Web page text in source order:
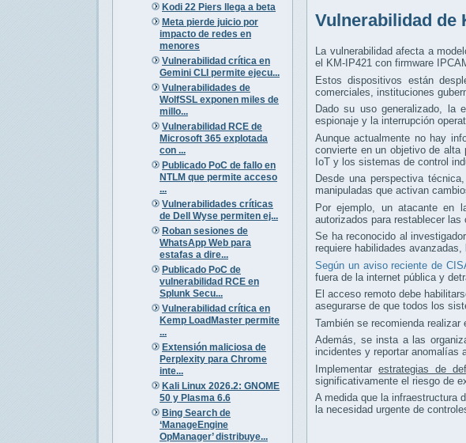
Kodi 22 Piers llega a beta
Meta pierde juicio por
impacto de redes en
menores
Vulnerabilidad crítica en
Gemini CLI permite ejecu...
Vulnerabilidades de
WolfSSL exponen miles de
millo...
Vulnerabilidad RCE de
Microsoft 365 explotada
con ...
Publicado PoC de fallo en
NTLM que permite acceso
...
Vulnerabilidades críticas
de Dell Wyse permiten ej...
Roban sesiones de
WhatsApp Web para
estafas a dire...
Publicado PoC de
vulnerabilidad RCE en
Splunk Secu...
Vulnerabilidad crítica en
Kemp LoadMaster permite
...
Extensión maliciosa de
Perplexity para Chrome
inte...
Kali Linux 2026.2: GNOME
50 y Plasma 6.6
Bing Search de
‘ManageEngine
OpManager’ distribuye...
Vulnerabilidad de
La vulnerabilidad afecta a
el KM-IP421 con firmware
Estos dispositivos están
comerciales, instituciones
Dado su uso generalizado, la
espionaje y la interrupción
Aunque actualmente no hay
convierte en un objetivo de alta
IoT y los sistemas de control
Desde una perspectiva
manipuladas que activan
Por ejemplo, un atacante en
autorizados para restablecer
Se ha reconocido al
requiere habilidades
Según un aviso reciente de
fuera de la internet pública y
El acceso remoto debe
asegurarse de que todos los
También se recomienda
Además, se insta a las
incidentes y reportar anomalías
Implementarestrategias de
significativamente el riesgo de
A medida que la infraestructura
la necesidad urgente de